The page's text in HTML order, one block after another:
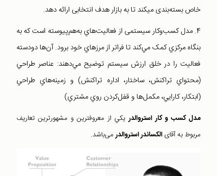
خاص بسته‌بندی میکند تا به بازار هدف انتخابی ارائه دهد.
4. مدل کسب‌وکار سیستمی از فعاليت‌هاي به‌هم‌پيوسته است که به
بنگاه مرکزي کمک مي‌کند تا فراتر از مرزهاي خود برود. آن‌ها دودسته
فعاليت را در خلق ارزش سيستم توضيح مي‌دهند: عناصر طراحي
(محتواي تراکنش، ساختار، اداره تراکنش) و زمينه‌هاي طراحي
(ابتکار، کارايي، مکمل‌ها و قفل‌کردن روي مشتري)
مدل کسب و کار استروالدر يکي از معروفترين و مشهورترين تعاريف
مربوط به آقای الکساندر استروالدرمی‌باشد.